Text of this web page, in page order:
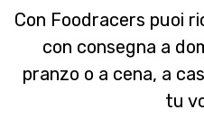
Con Foodracers puoi
con consegna a
pranzo o a cena, a
tu